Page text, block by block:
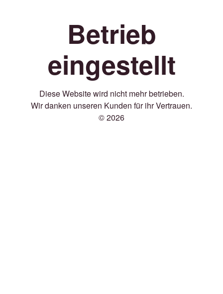
Betrieb
eingestellt
Diese Website wird nicht mehr betrieben.
Wir danken unseren Kunden für ihr Vertrauen.
© 2026